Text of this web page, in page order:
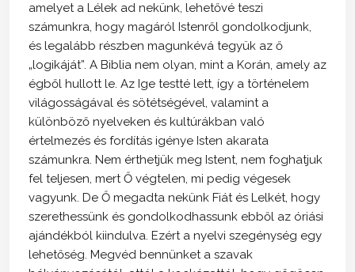
amelyet a Lélek ad nekünk, lehetővé teszi
számunkra, hogy magáról Istenről gondolkodjunk,
és legalább részben magunkévá tegyük az ő
„logikáját”. A Biblia nem olyan, mint a Korán, amely az
égből hullott le. Az Ige testté lett, így a történelem
világosságával és sötétségével, valamint a
különböző nyelveken és kultúrákban való
értelmezés és fordítás igénye Isten akarata
számunkra. Nem érthetjük meg Istent, nem foghatjuk
fel teljesen, mert Ő végtelen, mi pedig végesek
vagyunk. De Ő megadta nekünk Fiát és Lelkét, hogy
szerethessünk és gondolkodhassunk ebből az óriási
ajándékból kiindulva. Ezért a nyelvi szegénység egy
lehetőség. Megvéd bennünket a szavak